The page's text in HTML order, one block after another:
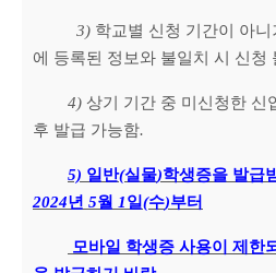
3) 학교별 신청 기간이 아
에 등록된 정보와 불일치 시 신청
4) 상기 기간 중 미신청한 신
후 발급 가능함.
5) 일반(실물)학생증을 발급
2024년 5월 1일(수)부터
모바일 학생증 사용이 제한